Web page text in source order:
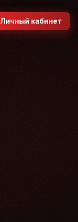
Личный кабинет